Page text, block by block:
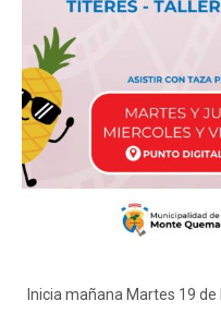
Inicia mañana Martes 19